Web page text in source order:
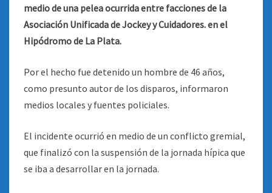
medio de una pelea ocurrida entre facciones de la
Asociación Unificada de Jockey y Cuidadores. en el
Hipódromo de La Plata.
Por el hecho fue detenido un hombre de 46 años,
como presunto autor de los disparos, informaron
medios locales y fuentes policiales.
El incidente ocurrió en medio de un conflicto gremial,
que finalizó con la suspensión de la jornada hípica que
se iba a desarrollar en la jornada.